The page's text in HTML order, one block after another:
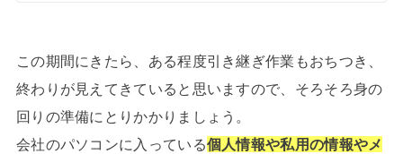
この期間にきたら、ある程度引き継ぎ作業もおちつき、
終わりが見えてきていると思いますので、そろそろ身の
回りの準備にとりかかりましょう。
会社のパソコンに入っている個人情報や私用の情報やメ